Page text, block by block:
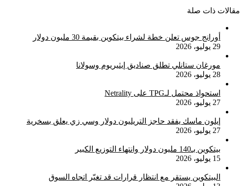
مقالات ذات صلة
أورانج جوس تعلن خطة لشراء بيتكوين بقيمة 30 مليون دولار
29 يوليو، 2026
مورغان ستانلي تطلق صناديق إيثيريوم وسولانا
28 يوليو، 2026
استحواذ محتمل لـTPG على Netrality
27 يوليو، 2026
إيلون ماسك يفقد حاجز التريليون دولار وسي زي يعلق بسخرية
27 يوليو، 2026
بيتكوين بـ140 مليون دولار وانتهاء التوزيع الكبير
15 يوليو، 2026
البيتكوين يستقر مع انتظار قرارات قد تغيّر اتجاه السوق